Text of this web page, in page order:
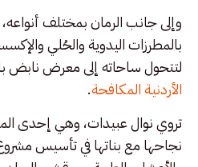
وإلى جانب الرمان بمختلف
بالمطرزات اليدوية والحُلي
لتتحول ساحاته إلى معرض نابض
الأردنية المكافحة.
تروي نوال عبيدات، وهي إحدى
نجاحها مع بناتها في تأسيس